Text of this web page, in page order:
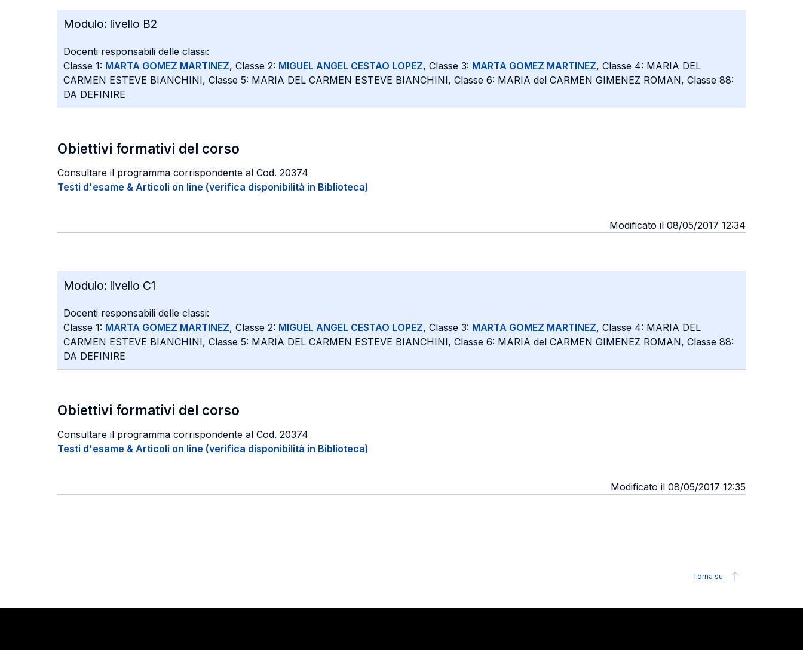
Modulo: livello B2
Docenti responsabili delle classi:
Classe 1: MARTA GOMEZ MARTINEZ, Classe 2: MIGUEL ANGEL CESTAO LOPEZ, Classe 3: MARTA GOMEZ MARTINEZ, Classe 4: MARIA DEL
CARMEN ESTEVE BIANCHINI, Classe 5: MARIA DEL CARMEN ESTEVE BIANCHINI, Classe 6: MARIA del CARMEN GIMENEZ ROMAN, Classe 88:
DA DEFINIRE
Obiettivi formativi del corso
Consultare il programma corrispondente al Cod. 20374
Testi d'esame & Articoli on line (verifica disponibilità in Biblioteca)
Modificato il 08/05/2017 12:34
Modulo: livello C1
Docenti responsabili delle classi:
Classe 1: MARTA GOMEZ MARTINEZ, Classe 2: MIGUEL ANGEL CESTAO LOPEZ, Classe 3: MARTA GOMEZ MARTINEZ, Classe 4: MARIA DEL
CARMEN ESTEVE BIANCHINI, Classe 5: MARIA DEL CARMEN ESTEVE BIANCHINI, Classe 6: MARIA del CARMEN GIMENEZ ROMAN, Classe 88:
DA DEFINIRE
Obiettivi formativi del corso
Consultare il programma corrispondente al Cod. 20374
Testi d'esame & Articoli on line (verifica disponibilità in Biblioteca)
Modificato il 08/05/2017 12:35
Torna su